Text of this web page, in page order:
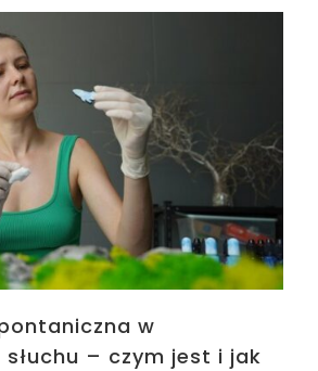
w
– czym jest i jak